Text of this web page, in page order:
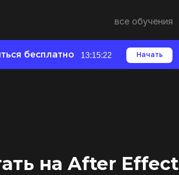
все обучения
13:15:21
бесплатно Начать
на After